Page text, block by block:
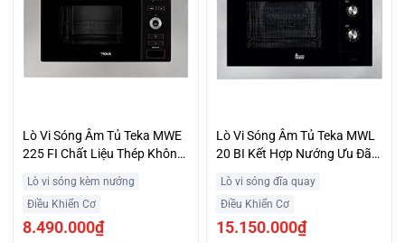
Lò Vi Sóng Âm Tủ Teka MWE
225 FI Chất Liệu Thép Không
Rẻ
Lò vi sóng kèm nướng
Điều Khiển Cơ
8.490.000₫
Lò Vi Sóng Âm Tủ Teka MWL
20 BI Kết Hợp Nướng Ưu Đãi
Lò vi sóng đĩa quay
Điều Khiển Cơ
15.150.000₫